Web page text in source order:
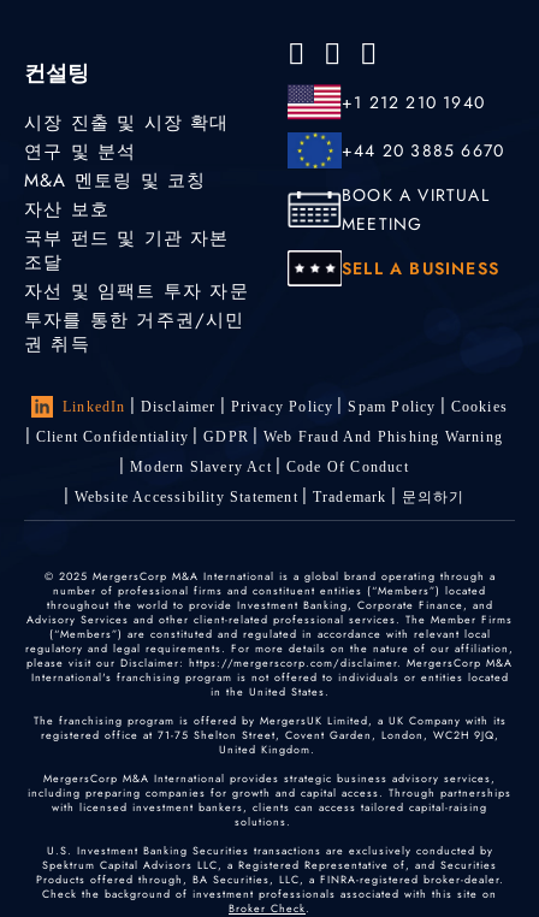
컨설팅
시장 진출 및 시장 확대
연구 및 분석
M&A 멘토링 및 코칭
자산 보호
국부 펀드 및 기관 자본
조달
자선 및 임팩트 투자 자문
투자를 통한 거주권/시민
권 취득
+1 212 210 1940
+44 20 3885 6670
BOOK A VIRTUAL
MEETING
SELL A BUSINESS
LinkedIn Disclaimer Privacy Policy Spam Policy
Cookies
Client Confidentiality
GDPR
Web Fraud And Phishing Warning
Modern Slavery Act
Code Of Conduct
Website Accessibility Statement
Trademark 문의하기
© 2025 MergersCorp M&A International is a global brand operating through a
number of professional firms and constituent entities (“Members”) located
throughout the world to provide Investment Banking, Corporate Finance, and
Advisory Services and other client-related professional services. The Member Firms
(“Members”) are constituted and regulated in accordance with relevant local
regulatory and legal requirements. For more details on the nature of our affiliation,
please visit our Disclaimer: https://mergerscorp.com/disclaimer. MergersCorp M&A
International's franchising program is not offered to individuals or entities located
in the United States.
The franchising program is offered by MergersUK Limited, a UK Company with its
registered office at 71-75 Shelton Street, Covent Garden, London, WC2H 9JQ,
United Kingdom.
MergersCorp M&A International provides strategic business advisory services,
including preparing companies for growth and capital access. Through partnerships
with licensed investment bankers, clients can access tailored capital-raising
solutions.
U.S. Investment Banking Securities transactions are exclusively conducted by
Spektrum Capital Advisors LLC, a Registered Representative of, and Securities
Products offered through, BA Securities, LLC, a FINRA-registered broker-dealer.
Check the background of investment professionals associated with this site on
Broker Check.